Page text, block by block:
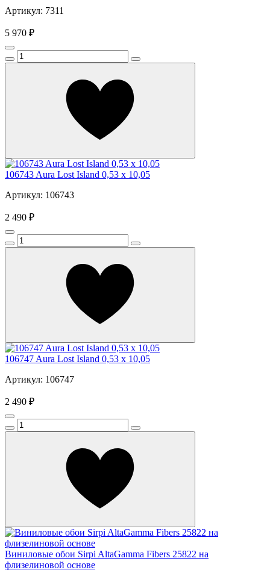
Артикул: 7311
5 970 ₽
106743 Aura Lost Island 0,53 х 10,05
Артикул: 106743
2 490 ₽
106747 Aura Lost Island 0,53 х 10,05
Артикул: 106747
2 490 ₽
Виниловые обои Sirpi AltaGamma Fibers 25822 на
флизелиновой основе